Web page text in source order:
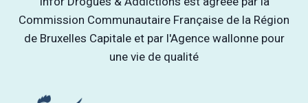
Commission Communautaire Française de la Région
de Bruxelles Capitale et par l'Agence wallonne pour
une vie de qualité